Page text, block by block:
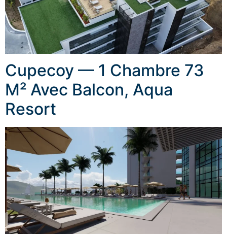
Cupecoy — 1 Chambre 73
M² Avec Balcon, Aqua
Resort